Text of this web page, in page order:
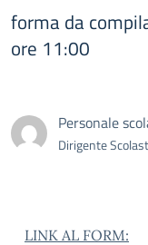
forma da
ore 11:00
Personale
Dirigente
LINK AL FORM: